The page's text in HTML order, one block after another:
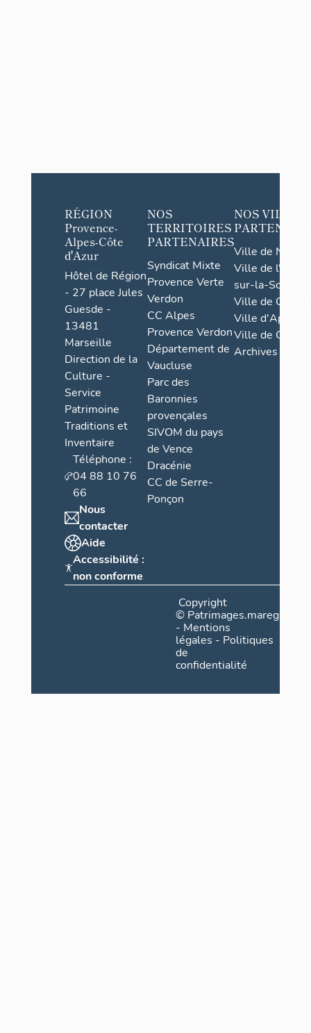
RÉGION
Provence-
Alpes-Côte
d'Azur
Hôtel de Région
- 27 place Jules
Guesde -
13481
Marseille
Direction de la
Culture -
Service
Patrimoine
Traditions et
Inventaire
Téléphone :
04 88 10 76
66
Nous
contacter
Aide
Accessibilité :
non conforme
NOS
TERRITOIRES
PARTENAIRES
Syndicat Mixte
Provence Verte
Verdon
CC Alpes
Provence Verdon
Département de
Vaucluse
Parc des
Baronnies
provençales
SIVOM du pays
de Vence
Dracénie
CC de Serre-
Ponçon
NOS VILLES
Ville de Nice
Ville de l'Isle-
sur-la-Sorgue
Ville de Grasse
Ville d'Apt
Ville de
Archives
Copyright
©
- Mentions
légales - Politiques
de
confidentialité